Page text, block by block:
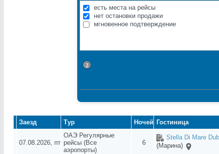
есть места на рейсы
нет остановки продажи
мгновенное подтверждение
Заезд Тур Ночей Гостиница
07.08.2026, пт
ОАЭ Регулярные
рейсы (Все
аэропорты)
6
Stella Di Mare
(Марина)